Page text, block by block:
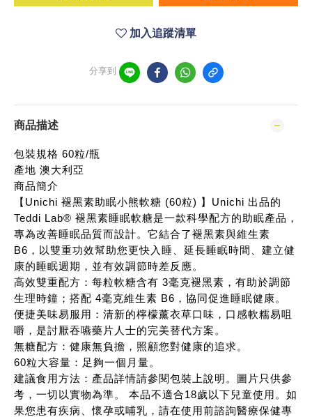
加入追蹤清單
分享到
商品描述
包裝規格 60粒/瓶
產地 澳大利亞
商品簡介
【Unichi 褪黑素助眠小熊軟糖 (60粒) 】Unichi 出品的
Teddi Lab® 褪黑素睡眠軟糖是一款科學配方的助眠產品，
專為改善睡眠品質而設計。它結合了褪黑素與維生素
B6，以雙重功效幫助您更快入睡、延長睡眠時間、建立健
康的睡眠週期，並有效調節時差反應。
高效雙重配方：每粒軟糖含有 3毫克褪黑素，有助於調節
生理時鐘；搭配 4毫克維生素 B6，協同促進睡眠健康。
便捷美味易服用：清新的檸檬薰衣草口味，口感軟糯易咀
嚼，是討厭吞嚥藥片人士的完美替代方案。
無糖配方：健康無負擔，照顧您對健康的追求。
60粒大容量：足夠一個月量。
建議食用方法：產品詳情請參閱包裝上說明。圖片只供參
考，一切以實物為準。 本品不適合18歲以下兒童使用。如
果您患有疾病、懷孕或哺乳，請在使用前諮詢醫療保健專